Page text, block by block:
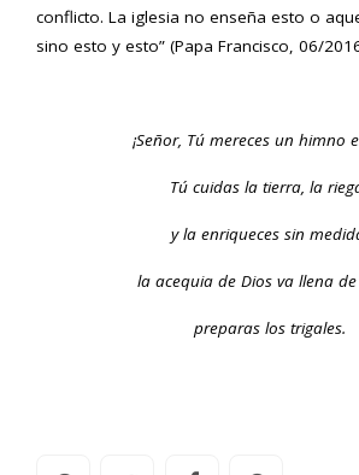
conflicto. La iglesia no enseña esto o
sino esto y esto” (Papa Francisco, 06/
¡Señor, Tú mereces un himno
Tú cuidas la tierra, la
y la enriqueces sin
la acequia de Dios va llena
preparas los trigales.